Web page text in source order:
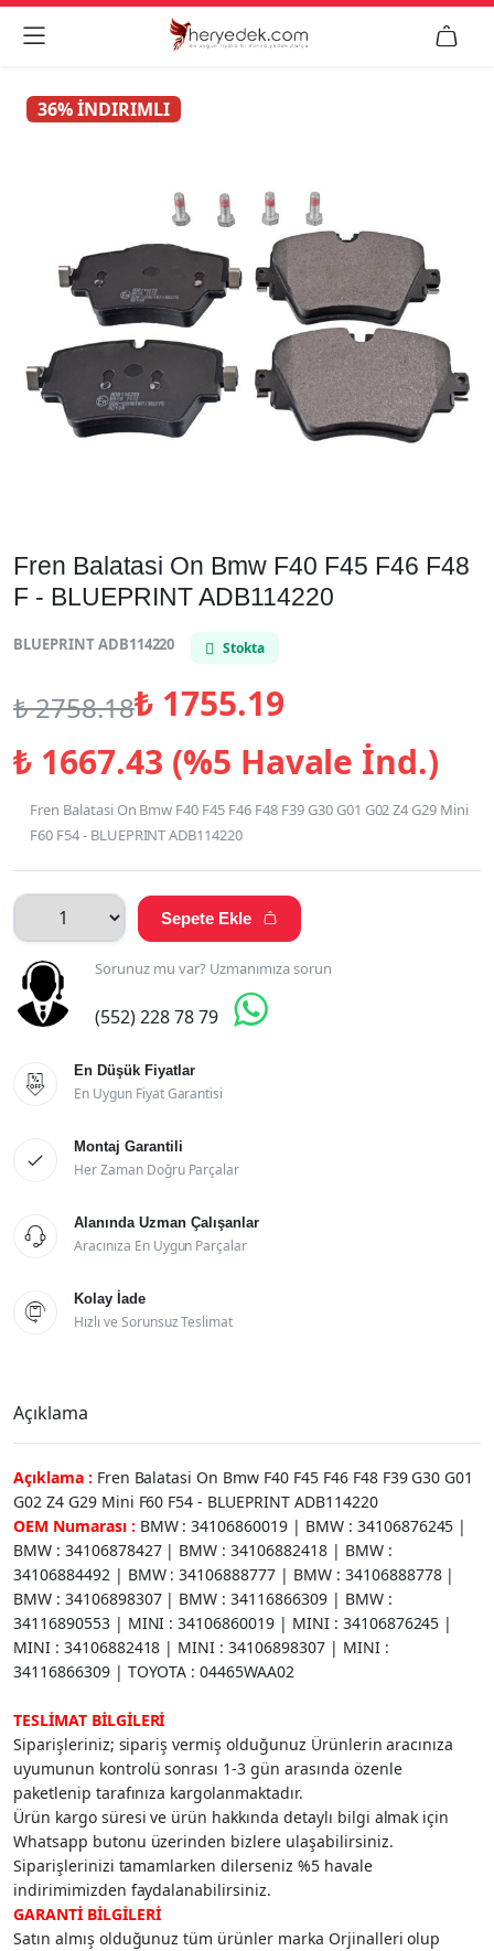
 
36% İNDIRIMLI
Fren Balatasi On Bmw F40 F45 F46 F48
F - BLUEPRINT ADB114220
BLUEPRINT ADB114220 Stokta
₺2758.18₺1755.19
₺1667.43 (%5 Havale İnd.)
Fren Balatasi On Bmw F40 F45 F46 F48 F39 G30 G01 G02 Z4 G29 Mini
F60 F54 - BLUEPRINT ADB114220
Sepete Ekle 
Sorunuz mu var? Uzmanımıza sorun
(552) 228 78 79 

En Düşük Fiyatlar
En Uygun Fiyat Garantisi

Montaj Garantili
Her Zaman Doğru Parçalar

Alanında Uzman Çalışanlar
Aracınıza En Uygun Parçalar

Kolay İade
Hızlı ve Sorunsuz Teslimat
Açıklama
Açıklama : Fren Balatasi On Bmw F40 F45 F46 F48 F39 G30 G01
G02 Z4 G29 Mini F60 F54 - BLUEPRINT ADB114220
OEM Numarası : BMW : 34106860019 | BMW : 34106876245 |
BMW : 34106878427 | BMW : 34106882418 | BMW :
34106884492 | BMW : 34106888777 | BMW : 34106888778 |
BMW : 34106898307 | BMW : 34116866309 | BMW :
34116890553 | MINI : 34106860019 | MINI : 34106876245 |
MINI : 34106882418 | MINI : 34106898307 | MINI :
34116866309 | TOYOTA : 04465WAA02
TESLİMAT BİLGİLERİ
Siparişleriniz; sipariş vermiş olduğunuz Ürünlerin aracınıza
uyumunun kontrolü sonrası 1-3 gün arasında özenle
paketlenip tarafınıza kargolanmaktadır.
Ürün kargo süresi ve ürün hakkında detaylı bilgi almak için
Whatsapp butonu üzerinden bizlere ulaşabilirsiniz.
Siparişlerinizi tamamlarken dilerseniz %5 havale
indirimimizden faydalanabilirsiniz.
GARANTİ BİLGİLERİ
Satın almış olduğunuz tüm ürünler marka Orjinalleri olup